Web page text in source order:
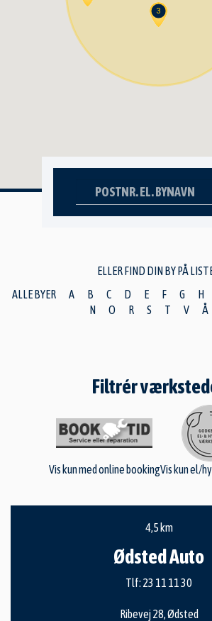
3
ELLER FIND DIN BY PÅ
ALLE BYER
A B C D E F G H
N
O R S T V Å
Filtrér
Vis kun med online bookingVis kun el/
4,5 km
Ødsted Auto
Tlf: 23 11 11 30
Ribevej 28, Ødsted